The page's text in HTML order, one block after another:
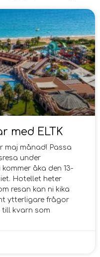
med ELTK
maj månad! Passa
under
kommer åka den 13-
Hotellet heter
resan kan ni kika
ytterligare frågor
till kvarn som